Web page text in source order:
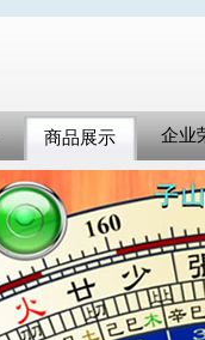
商品展示 企业